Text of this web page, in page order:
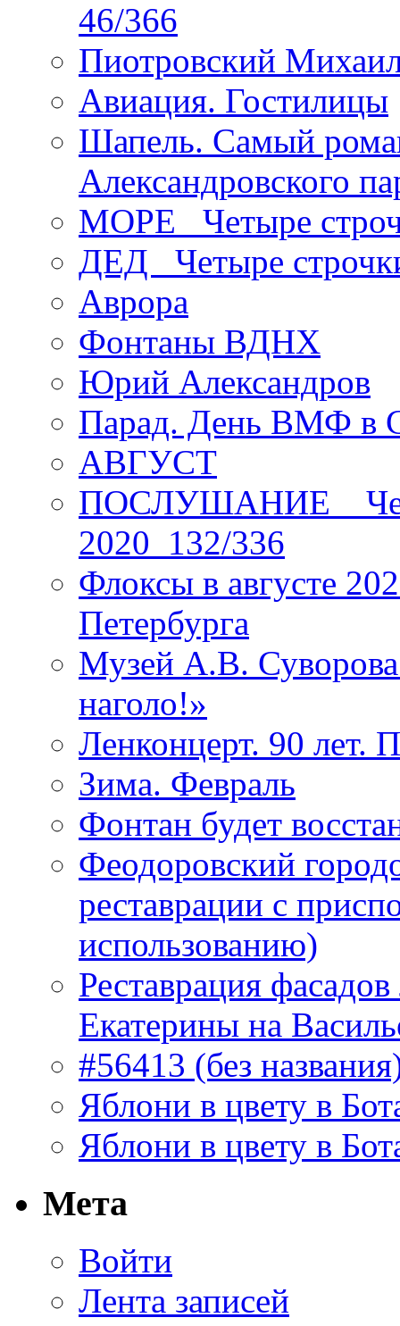
46/366
Пиотровский
Авиация. Гостилицы
Шапель. Самый
Александровского
МОРЕ _Четыре
ДЕД _Четыре
Аврора
Фонтаны ВДНХ
Юрий Александров
Парад. День ВМФ в
АВГУСТ
ПОСЛУШАНИЕ _
2020_132/336
Флоксы в августе
Петербурга
Музей А.В.
наголо!»
Ленконцерт. 90 лет.
Зима. Февраль
Фонтан будет
Феодоровский
реставрации с
использованию)
Реставрация
Екатерины на
#56413 (без
Яблони в цвету в
Яблони в цвету в
Мета
Войти
Лента записей